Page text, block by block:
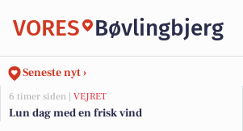
VORES Bøvlingbjerg
Seneste nyt ›
6 timer siden | VEJRET
Lun dag med en frisk vind